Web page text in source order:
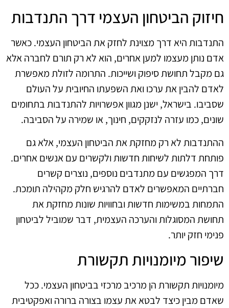
חיזוק הביטחון העצמי דרך התנדבות
התנדבות היא דרך מצוינת לחזק את הביטחון העצמי. כאשר
אדם נותן מעצמו למען אחרים, הוא לא רק תורם לחברה אלא
גם מקבל תחושת סיפוק ושייכות. התרומה לזולת מאפשרת
לאדם להבין את ערכו ואת השפעתו החיובית על העולם
שסביבו. בישראל, ישנן מגוון אפשרויות להתנדבות בתחומים
שונים, כמו עזרה לנזקקים, חינוך, או שמירה על הסביבה.
ההתנדבות לא רק מחזקת את הביטחון העצמי, אלא גם
פותחת דלתות לשיחות חדשות ולקשרים עם אנשים אחרים.
דרך המפגשים עם מתנדבים נוספים, נוצרים קשרים
חברתיים המאפשרים לאדם להרגיש חלק מקהילה תומכת.
התמחות במשימות חדשות ובחוויות שונות מחזקת את
תחושת המסוגלות והערכה העצמית, דבר שמוביל לביטחון
פנימי חזק יותר.
שיפור מיומנויות תקשורת
מיומנויות תקשורת הן מרכיב מרכזי בביטחון העצמי. ככל
שאדם מבין כיצד לבטא את עצמו בצורה ברורה ואפקטיבית